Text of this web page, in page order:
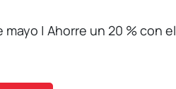
| Ahorre un 20 % con el